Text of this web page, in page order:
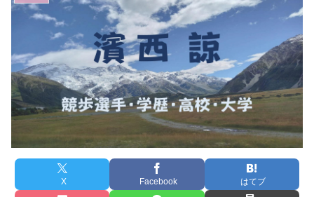
X Facebook はてブ